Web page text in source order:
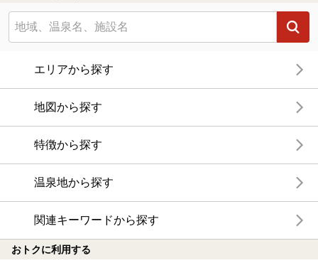
エリアから探す
地図から探す
特徴から探す
温泉地から探す
関連キーワードから探す
おトクに利用する